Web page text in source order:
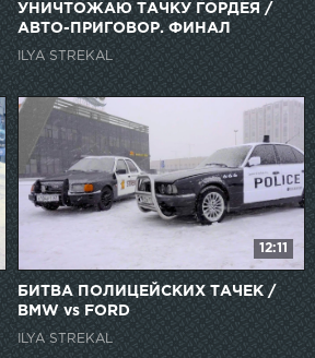
УНИЧТОЖАЮ ТАЧКУ ГОРДЕЯ /
АВТО-ПРИГОВОР. ФИНАЛ
ILYA STREKAL
12:11
БИТВА ПОЛИЦЕЙСКИХ ТАЧЕК /
BMW vs FORD
ILYA STREKAL